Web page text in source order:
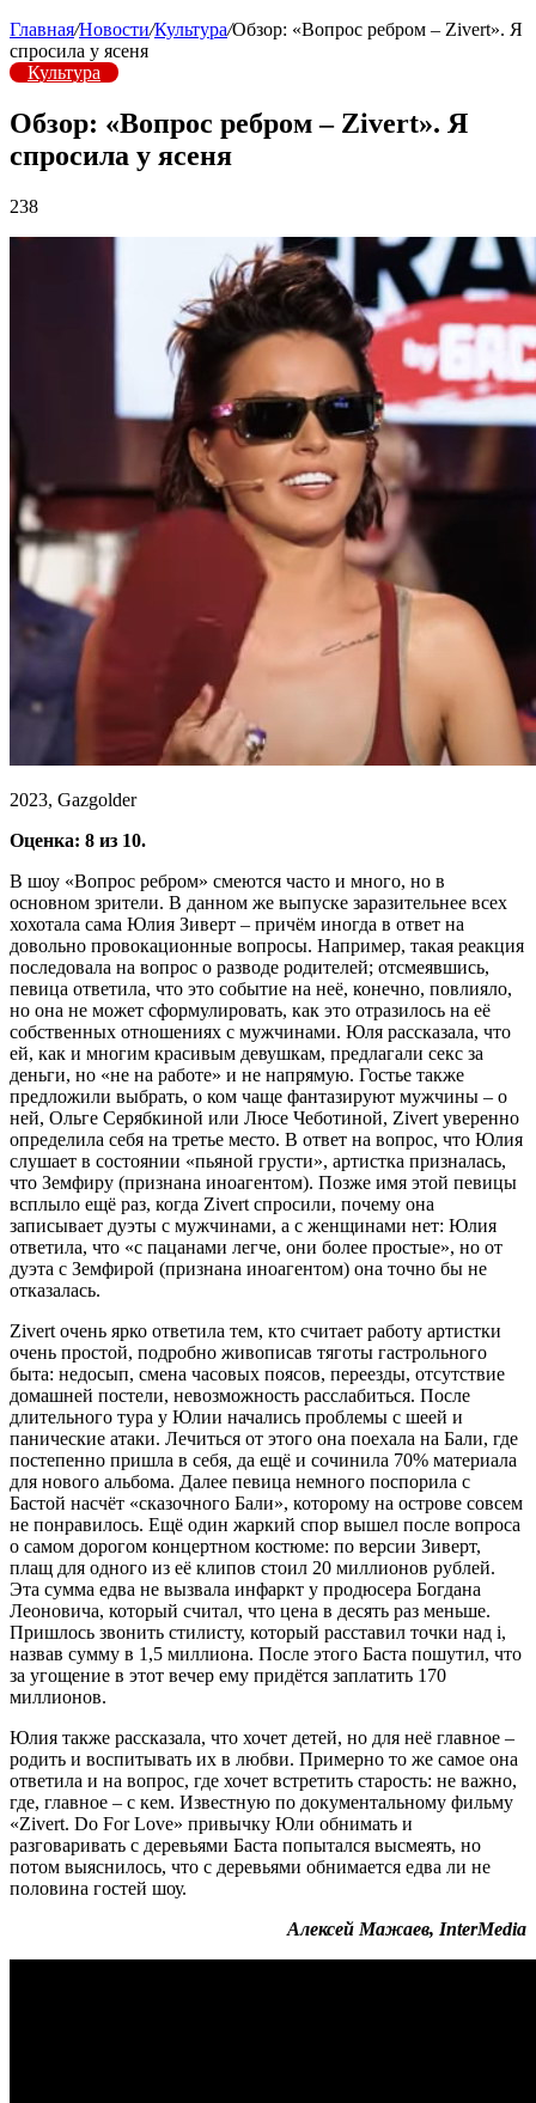
Главная/Новости/Культура/Обзор: «Вопрос ребром – Zivert». Я
спросила у ясеня
Культура
Обзор: «Вопрос ребром – Zivert». Я
спросила у ясеня
238
2023, Gazgolder
Оценка: 8 из 10.
В шоу «Вопрос ребром» смеются часто и много, но в
основном зрители. В данном же выпуске заразительнее всех
хохотала сама Юлия Зиверт – причём иногда в ответ на
довольно провокационные вопросы. Например, такая реакция
последовала на вопрос о разводе родителей; отсмеявшись,
певица ответила, что это событие на неё, конечно, повлияло,
но она не может сформулировать, как это отразилось на её
собственных отношениях с мужчинами. Юля рассказала, что
ей, как и многим красивым девушкам, предлагали секс за
деньги, но «не на работе» и не напрямую. Гостье также
предложили выбрать, о ком чаще фантазируют мужчины – о
ней, Ольге Серябкиной или Люсе Чеботиной, Zivert уверенно
определила себя на третье место. В ответ на вопрос, что Юлия
слушает в состоянии «пьяной грусти», артистка призналась,
что Земфиру (признана иноагентом). Позже имя этой певицы
всплыло ещё раз, когда Zivert спросили, почему она
записывает дуэты с мужчинами, а с женщинами нет: Юлия
ответила, что «с пацанами легче, они более простые», но от
дуэта с Земфирой (признана иноагентом) она точно бы не
отказалась.
Zivert очень ярко ответила тем, кто считает работу артистки
очень простой, подробно живописав тяготы гастрольного
быта: недосып, смена часовых поясов, переезды, отсутствие
домашней постели, невозможность расслабиться. После
длительного тура у Юлии начались проблемы с шеей и
панические атаки. Лечиться от этого она поехала на Бали, где
постепенно пришла в себя, да ещё и сочинила 70% материала
для нового альбома. Далее певица немного поспорила с
Бастой насчёт «сказочного Бали», которому на острове совсем
не понравилось. Ещё один жаркий спор вышел после вопроса
о самом дорогом концертном костюме: по версии Зиверт,
плащ для одного из её клипов стоил 20 миллионов рублей.
Эта сумма едва не вызвала инфаркт у продюсера Богдана
Леоновича, который считал, что цена в десять раз меньше.
Пришлось звонить стилисту, который расставил точки над i,
назвав сумму в 1,5 миллиона. После этого Баста пошутил, что
за угощение в этот вечер ему придётся заплатить 170
миллионов.
Юлия также рассказала, что хочет детей, но для неё главное –
родить и воспитывать их в любви. Примерно то же самое она
ответила и на вопрос, где хочет встретить старость: не важно,
где, главное – с кем. Известную по документальному фильму
«Zivert. Do For Love» привычку Юли обнимать и
разговаривать с деревьями Баста попытался высмеять, но
потом выяснилось, что с деревьями обнимается едва ли не
половина гостей шоу.
Алексей Мажаев, InterMedia